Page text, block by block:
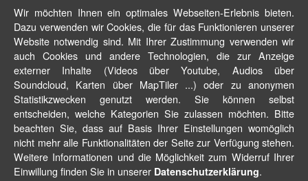
Wir möchten Ihnen ein optimales Webseiten-Erlebnis bieten.
Dazu verwenden wir Cookies, die für das Funktionieren unserer
Website notwendig sind. Mit Ihrer Zustimmung verwenden wir
auch Cookies und andere Technologien, die zur Anzeige
externer Inhalte (Videos über Youtube, Audios über
Soundcloud, Karten über MapTiler ...) oder zu anonymen
Statistikzwecken genutzt werden. Sie können selbst
entscheiden, welche Kategorien Sie zulassen möchten. Bitte
beachten Sie, dass auf Basis Ihrer Einstellungen womöglich
nicht mehr alle Funktionalitäten der Seite zur Verfügung stehen.
Weitere Informationen und die Möglichkeit zum Widerruf Ihrer
Einwillung finden Sie in unserer Datenschutzerklärung.